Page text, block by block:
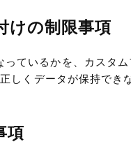
けの制限事項
ているかを、カスタ
しくデータが保持でき
項